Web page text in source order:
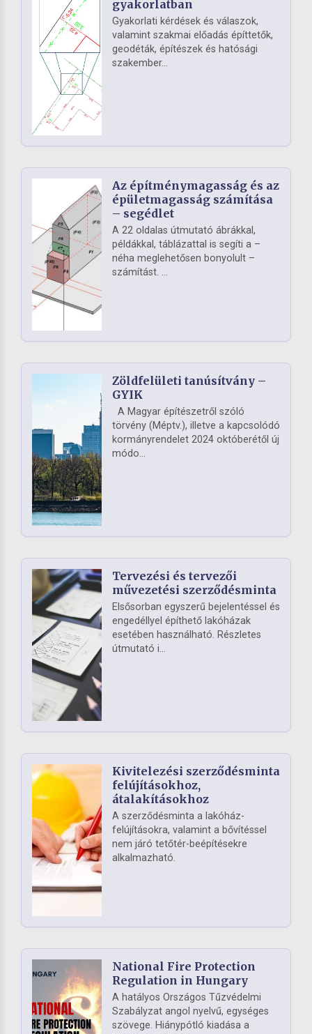
gyakorlatban
Gyakorlati kérdések és válaszok,
valamint szakmai előadás építtetők,
geodéták, építészek és hatósági
szakember...
Az építménymagasság és az
épületmagasság számítása
– segédlet
A 22 oldalas útmutató ábrákkal,
példákkal, táblázattal is segíti a –
néha meglehetősen bonyolult –
számítást. ...
Zöldfelületi tanúsítvány –
GYIK
A Magyar építészetről szóló
törvény (Méptv.), illetve a kapcsolódó
kormányrendelet 2024 októberétől új
módo...
Tervezési és tervezői
művezetési szerződésminta
Elsősorban egyszerű bejelentéssel és
engedéllyel építhető lakóházak
esetében használható. Részletes
útmutató i...
Kivitelezési szerződésminta
felújításokhoz,
átalakításokhoz
A szerződésminta a lakóház-
felújításokra, valamint a bővítéssel
nem járó tetőtér-beépítésekre
alkalmazható.
National Fire Protection
Regulation in Hungary
A hatályos Országos Tűzvédelmi
Szabályzat angol nyelvű, egységes
szövege. Hiánypótló kiadása a